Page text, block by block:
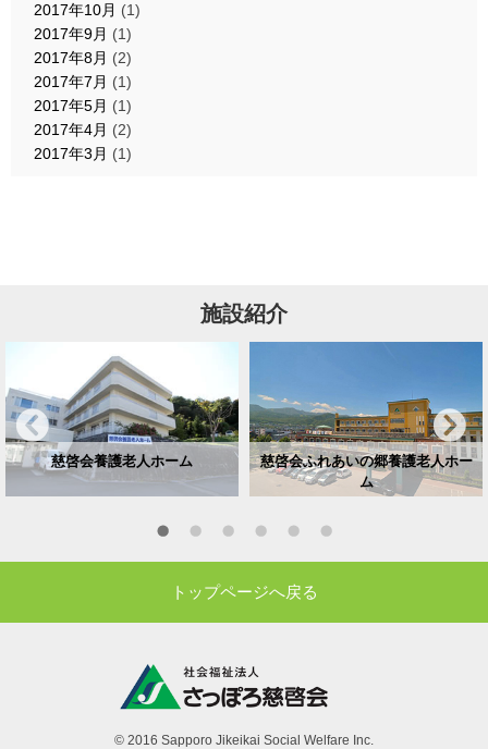
2017年10月 (1)
2017年9月 (1)
2017年8月 (2)
2017年7月 (1)
2017年5月 (1)
2017年4月 (2)
2017年3月 (1)
施設紹介
慈啓会養護老人ホーム
慈啓会ふれあいの郷養護老人ホー
ム
トップページへ戻る
© 2016 Sapporo Jikeikai Social Welfare Inc.